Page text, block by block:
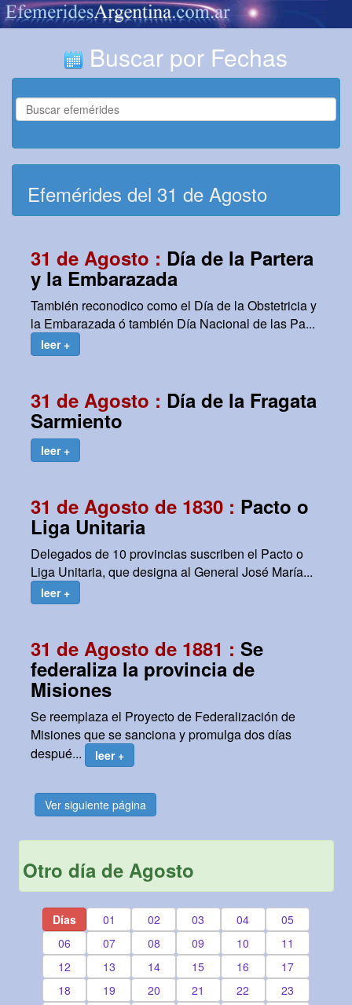
Buscar por Fechas
Efemérides del 31 de Agosto
31 de Agosto : Día de la Partera
y la Embarazada
También reconodico como el Día de la Obstetricia y
la Embarazada ó también Día Nacional de las Pa...
leer +
31 de Agosto : Día de la Fragata
Sarmiento
leer +
31 de Agosto de 1830 : Pacto o
Liga Unitaria
Delegados de 10 provincias suscriben el Pacto o
Liga Unitaria, que designa al General José María...
leer +
31 de Agosto de 1881 : Se
federaliza la provincia de
Misiones
Se reemplaza el Proyecto de Federalización de
Misiones que se sanciona y promulga dos días
despué...
leer +
Ver siguiente página
Otro día de Agosto
Días 01 02 03 04
05
06
07 08 09 10
11
12
13 14 15 16
17
18
19 20 21 22
23